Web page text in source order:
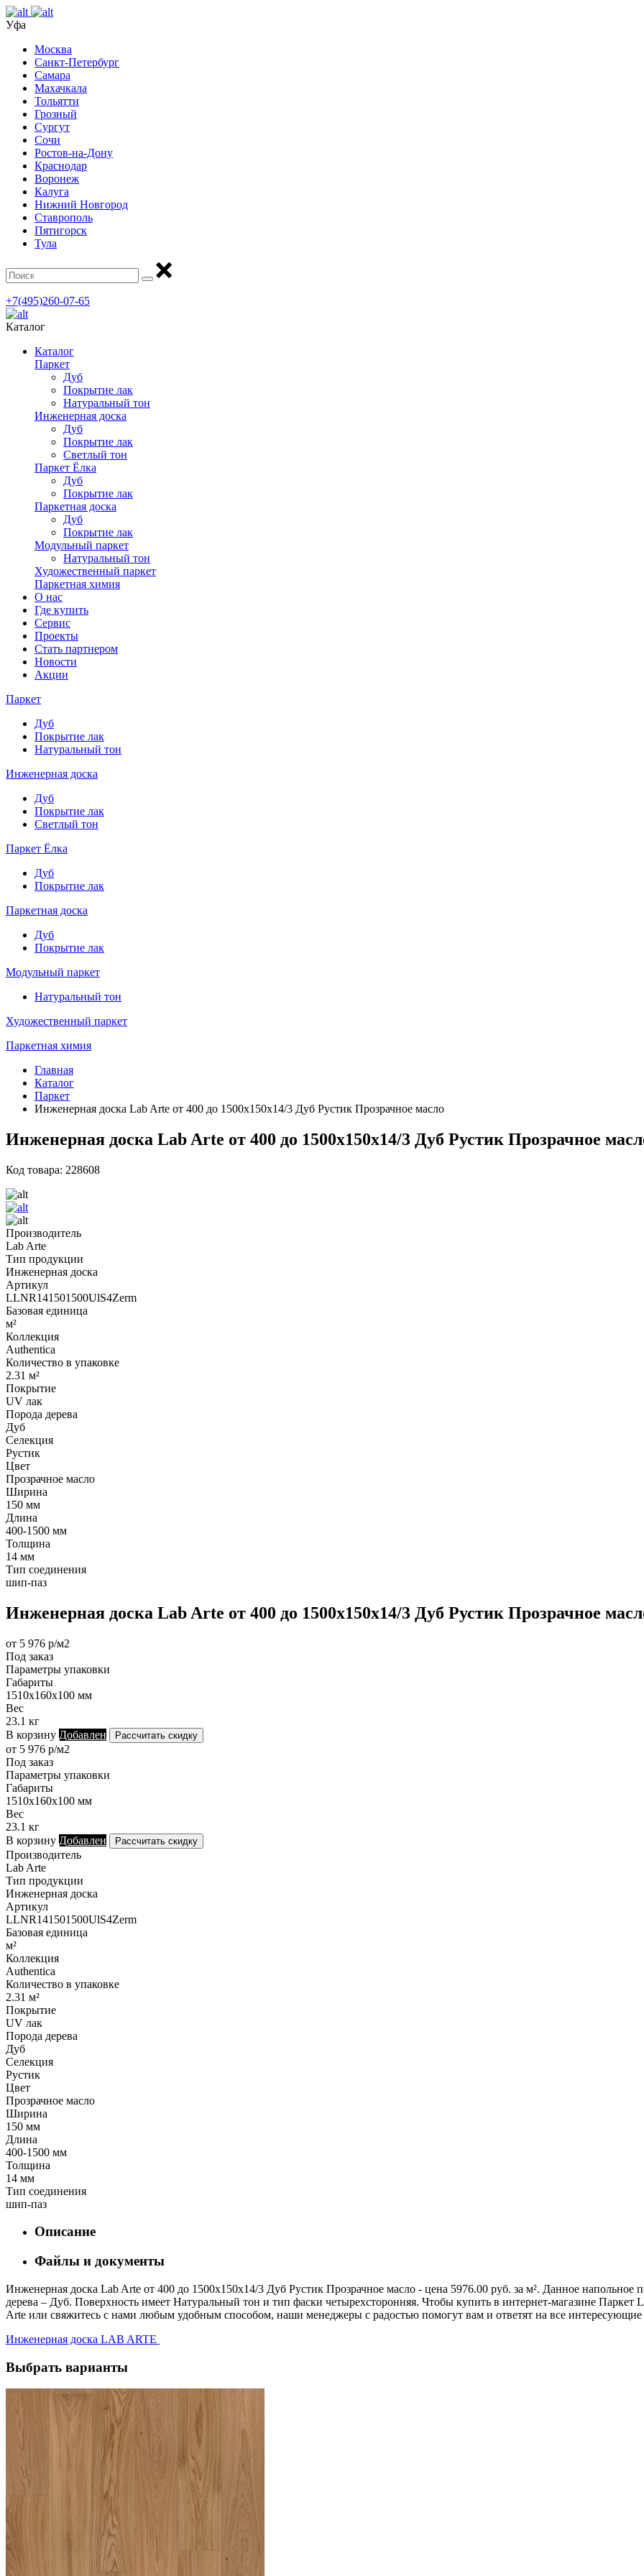
Уфа
Москва
Санкт-Петербург
Самара
Махачкала
Тольятти
Грозный
Сургут
Сочи
Ростов-на-Дону
Краснодар
Воронеж
Калуга
Нижний Новгород
Ставрополь
Пятигорск
Тула
+7(495)260-07-65
Каталог
Каталог
Паркет
Дуб
Покрытие лак
Натуральный тон
Инженерная доска
Дуб
Покрытие лак
Светлый тон
Паркет Ёлка
Дуб
Покрытие лак
Паркетная доска
Дуб
Покрытие лак
Модульный паркет
Натуральный тон
Художественный паркет
Паркетная химия
О нас
Где купить
Сервис
Проекты
Стать партнером
Новости
Акции
Паркет
Дуб
Покрытие лак
Натуральный тон
Инженерная доска
Дуб
Покрытие лак
Светлый тон
Паркет Ёлка
Дуб
Покрытие лак
Паркетная доска
Дуб
Покрытие лак
Модульный паркет
Натуральный тон
Художественный паркет
Паркетная химия
Главная
Каталог
Паркет
Инженерная доска Lab Arte от 400 до 1500х150х14/3 Дуб Рустик Прозрачное масло
Инженерная доска Lab Arte от 400 до 1500х150х14/3 Дуб Рустик Прозрачное
Код товара: 228608
Производитель
Lab Arte
Тип продукции
Инженерная доска
Артикул
LLNR141501500UlS4Zerm
Базовая единица
м²
Коллекция
Authentica
Количество в упаковке
2.31 м²
Покрытие
UV лак
Порода дерева
Дуб
Селекция
Рустик
Цвет
Прозрачное масло
Ширина
150 мм
Длина
400-1500 мм
Толщина
14 мм
Тип соединения
шип-паз
Инженерная доска Lab Arte от 400 до 1500х150х14/3 Дуб Рустик Прозрачное
от 5 976 р/м2
Под заказ
Параметры упаковки
Габариты
1510х160х100 мм
Вес
23.1 кг
В корзину Добавлен Рассчитать скидку
от 5 976 р/м2
Под заказ
Параметры упаковки
Габариты
1510х160х100 мм
Вес
23.1 кг
В корзину Добавлен Рассчитать скидку
Производитель
Lab Arte
Тип продукции
Инженерная доска
Артикул
LLNR141501500UlS4Zerm
Базовая единица
м²
Коллекция
Authentica
Количество в упаковке
2.31 м²
Покрытие
UV лак
Порода дерева
Дуб
Селекция
Рустик
Цвет
Прозрачное масло
Ширина
150 мм
Длина
400-1500 мм
Толщина
14 мм
Тип соединения
шип-паз
Описание
Файлы и документы
Инженерная доска Lab Arte от 400 до 1500х150х14/3 Дуб Рустик Прозрачное масло - цена 5976.00 руб. за м². Данное
дерева – Дуб. Поверхность имеет Натуральный тон и тип фаски четырехсторонняя. Чтобы купить в интернет-магазине Паркет
Arte или свяжитесь с нами любым удобным способом, наши менеджеры с радостью помогут вам и ответят на все
Инженерная доска LAB ARTE
Выбрать варианты